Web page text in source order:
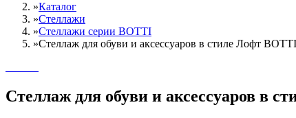
»Каталог
»Стеллажи
»Cтеллажи серии BOTTI
»Стеллаж для обуви и аксессуаров в стиле Лофт
Стеллаж для обуви и аксессуаров в